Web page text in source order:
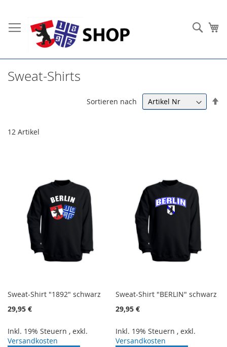
zum
Inhalt
Sweat-Shirts
12 Artikel
Sortieren nach
Sweat-Shirt "1892" schwarz
29,95 €
Inkl. 19% Steuern , exkl.
Versandkosten
Sweat-Shirt "BERLIN" schwarz
29,95 €
Inkl. 19% Steuern ,exkl.
Versandkosten